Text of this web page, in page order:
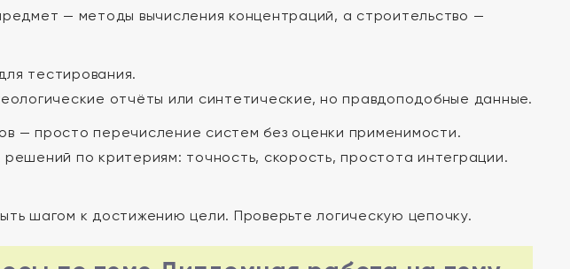
— методы вычисления концентраций, а строительство —
тестирования.
отчёты или синтетические, но правдоподобные данные.
— просто перечисление систем без оценки применимости.
по критериям: точность, скорость, простота интеграции.
шагом к достижению цели. Проверьте логическую цепочку.